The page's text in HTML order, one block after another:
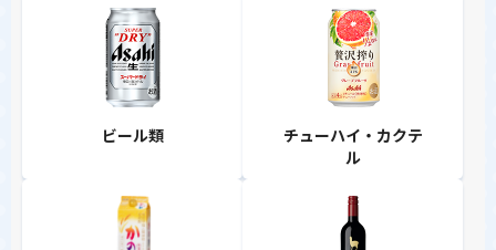
ビール類
チューハイ・カクテ
ル